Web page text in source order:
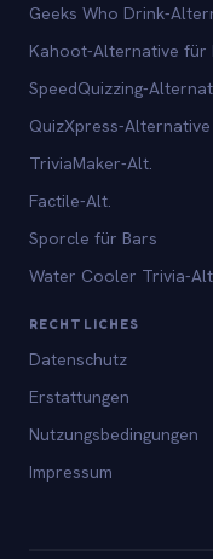
Geeks Who Drink-
Kahoot-Alternative für
SpeedQuizzing-
QuizXpress-Alternative
TriviaMaker-Alt.
Factile-Alt.
Sporcle für Bars
Water Cooler Trivia-
RECHTLICHES
Datenschutz
Erstattungen
Nutzungsbedingungen
Impressum